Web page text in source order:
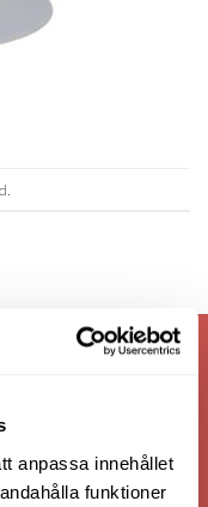
anpassa innehållet
funktioner